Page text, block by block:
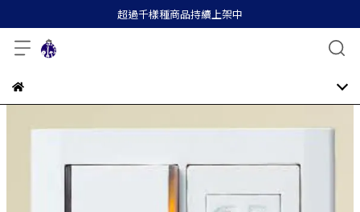
超過千樣種商品持續上架中